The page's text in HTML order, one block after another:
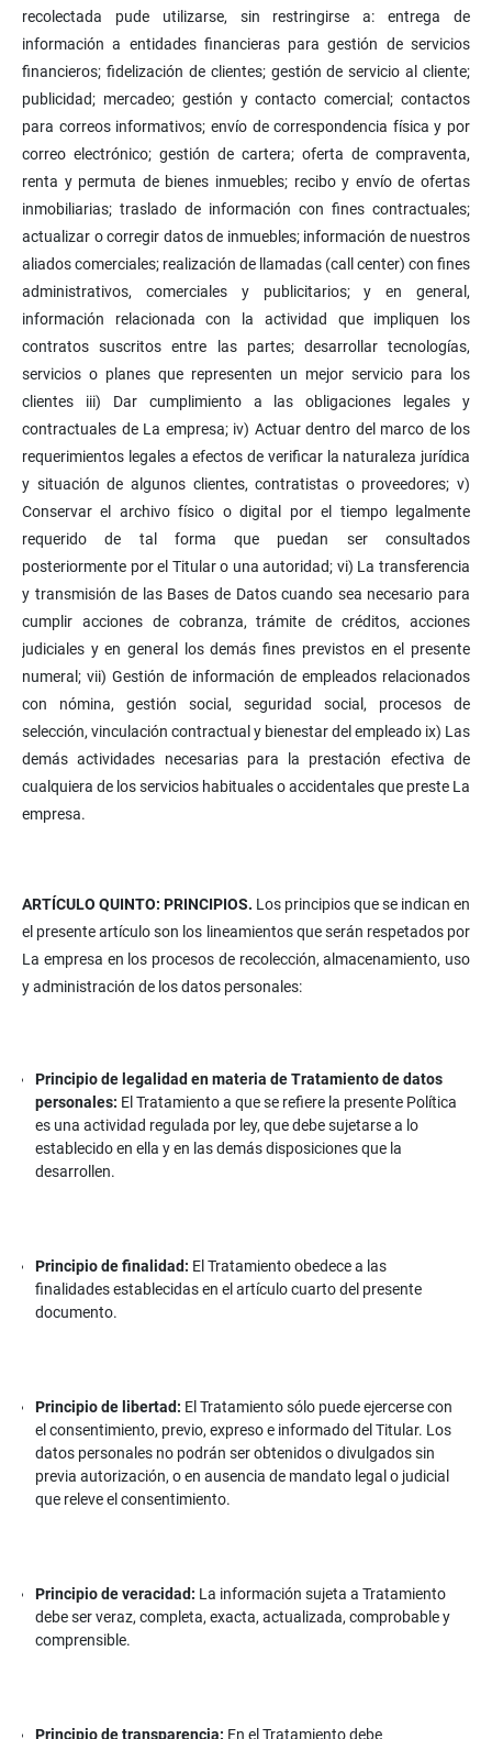
recolectada pude utilizarse, sin restringirse a: entrega de
información a entidades financieras para gestión de servicios
financieros; fidelización de clientes; gestión de servicio al cliente;
publicidad; mercadeo; gestión y contacto comercial; contactos
para correos informativos; envío de correspondencia física y por
correo electrónico; gestión de cartera; oferta de compraventa,
renta y permuta de bienes inmuebles; recibo y envío de ofertas
inmobiliarias; traslado de información con fines contractuales;
actualizar o corregir datos de inmuebles; información de nuestros
aliados comerciales; realización de llamadas (call center) con fines
administrativos, comerciales y publicitarios; y en general,
información relacionada con la actividad que impliquen los
contratos suscritos entre las partes; desarrollar tecnologías,
servicios o planes que representen un mejor servicio para los
clientes iii) Dar cumplimiento a las obligaciones legales y
contractuales de La empresa; iv) Actuar dentro del marco de los
requerimientos legales a efectos de verificar la naturaleza jurídica
y situación de algunos clientes, contratistas o proveedores; v)
Conservar el archivo físico o digital por el tiempo legalmente
requerido de tal forma que puedan ser consultados
posteriormente por el Titular o una autoridad; vi) La transferencia
y transmisión de las Bases de Datos cuando sea necesario para
cumplir acciones de cobranza, trámite de créditos, acciones
judiciales y en general los demás fines previstos en el presente
numeral; vii) Gestión de información de empleados relacionados
con nómina, gestión social, seguridad social, procesos de
selección, vinculación contractual y bienestar del empleado ix) Las
demás actividades necesarias para la prestación efectiva de
cualquiera de los servicios habituales o accidentales que preste La
empresa.
ARTÍCULO QUINTO: PRINCIPIOS. Los principios que se indican en
el presente artículo son los lineamientos que serán respetados por
La empresa en los procesos de recolección, almacenamiento, uso
y administración de los datos personales:
Principio de legalidad en materia de Tratamiento de datos
personales: El Tratamiento a que se refiere la presente Política
es una actividad regulada por ley, que debe sujetarse a lo
establecido en ella y en las demás disposiciones que la
desarrollen.
Principio de finalidad: El Tratamiento obedece a las
finalidades establecidas en el artículo cuarto del presente
documento.
Principio de libertad: El Tratamiento sólo puede ejercerse con
el consentimiento, previo, expreso e informado del Titular. Los
datos personales no podrán ser obtenidos o divulgados sin
previa autorización, o en ausencia de mandato legal o judicial
que releve el consentimiento.
Principio de veracidad: La información sujeta a Tratamiento
debe ser veraz, completa, exacta, actualizada, comprobable y
comprensible.
Principio de transparencia: En el Tratamiento debe